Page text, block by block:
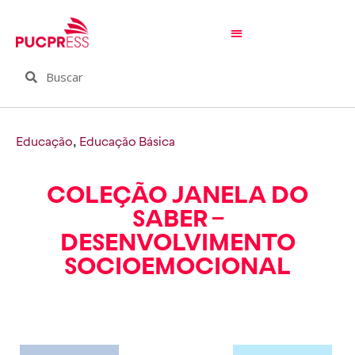
Educação Educação Básica
COLEÇÃO JANELA DO
SABER –
DESENVOLVIMENTO
SOCIOEMOCIONAL